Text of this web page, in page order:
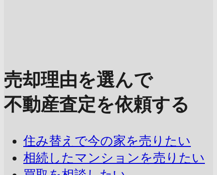
売却理由を選んで
不動産査定を依頼する
住み替えで今の家を売りたい
相続したマンションを売りたい